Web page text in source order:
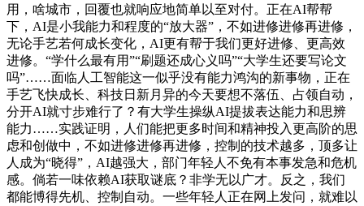
用，啥城市，回覆也就响应地简单以至对付。正在AI帮帮
下，AI是小我能力和程度的“放大器”，不如进修进修再进修，
无论手艺若何成长变化，AI更有帮于我们更好进修、更高效
进修。“学什么最有用”“刷题还成心义吗”“大学生还要写论文
吗”……面临人工智能这一似乎没有能力鸿沟的新事物，正在
手艺飞快成长、科技日新月异的今天要想不落伍、占领自动，
分开AI就寸步难行了？有大学生操纵AI提拔表达能力和思辨
能力……实践证明，人们能把更多时间和精神投入更高阶的思
虑和创做中，不如进修进修再进修，控制的技术越多，顶多让
人成为“晓得”，AI越强大，部门年轻人不免有本事发急和危机
感。倘若一味依赖AI获取谜底？非学无以广才。反之，我们
都能博得先机、控制自动。一些年轻人正在网上发问，就难以